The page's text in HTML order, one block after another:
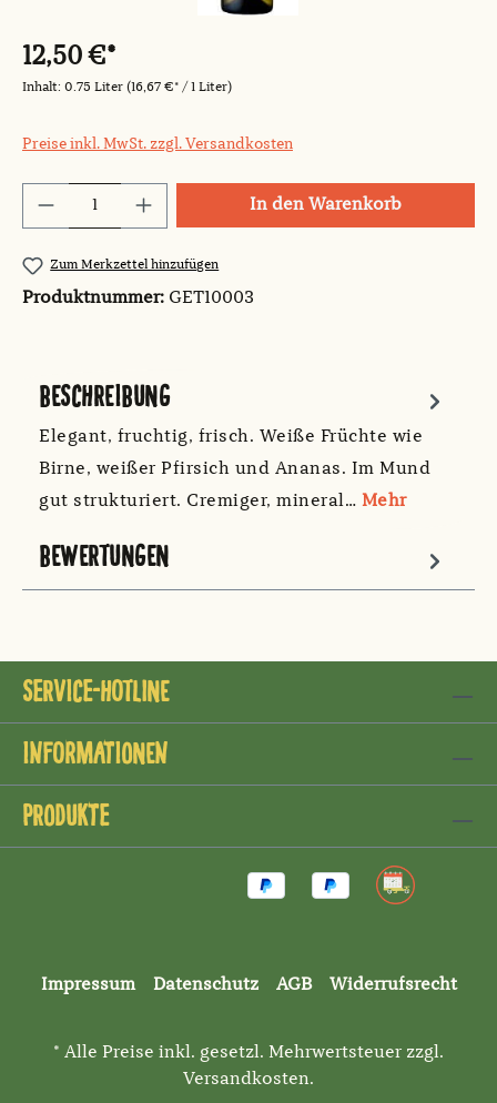
12,50 €*
Inhalt: 0.75 Liter (16,67 €* / 1 Liter)
Preise inkl. MwSt. zzgl. Versandkosten
Produkt Anzahl: Gib den gewünschten
In den Warenkorb
Zum Merkzettel hinzufügen
Produktnummer: GET10003
BESCHREIBUNG
Elegant, fruchtig, frisch. Weiße Früchte wie
Birne, weißer Pfirsich und Ananas. Im Mund
gut strukturiert. Cremiger, mineral… Mehr
BEWERTUNGEN
Service-Hotline
Informationen
Produkte
Impressum Datenschutz AGB Widerrufsrecht
* Alle Preise inkl. gesetzl. Mehrwertsteuer zzgl.
Versandkosten.